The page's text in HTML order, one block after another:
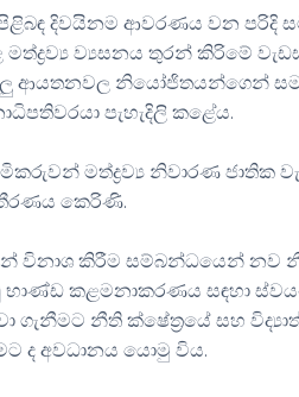
පිළිබඳ දිවයිනම ආවරණය වන
ව්‍යසනය තුරන් කිරිමේ
ආයතනවල නියෝජිතයන්ගෙන්
පැහැදිලි කළේය.
මත්ද්‍රව්‍ය නිවාරණ ජාතික
තීරණය කෙරිණි.
විනාශ කිරීම සම්බන්ධයෙන් නව
කළමනාකරණය සඳහා
ගැනීමට නීති ක්ෂේත්‍රයේ සහ
ද අවධානය යොමු විය.